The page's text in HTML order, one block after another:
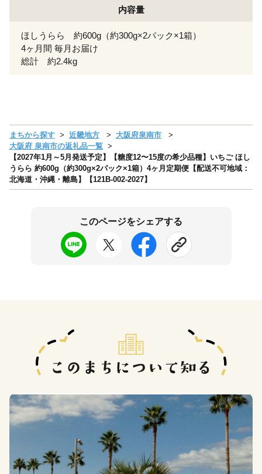
内容量
ほしうらら 約600g（約300g×2パック×1箱）
4ヶ月間 毎月お届け
総計 約2.4kg
まちから探す 近畿地方
大阪府泉南市
大阪府 泉南市の返礼品一覧
【2027年1月～5月発送予定】【糖度12〜15度の希少品種】いちご ほし
うらら 約600g（約300g×2パック×1箱）4ヶ月定期便【配送不可地域：
北海道・沖縄・離島】【121B-002-2027】
このページをシェアする